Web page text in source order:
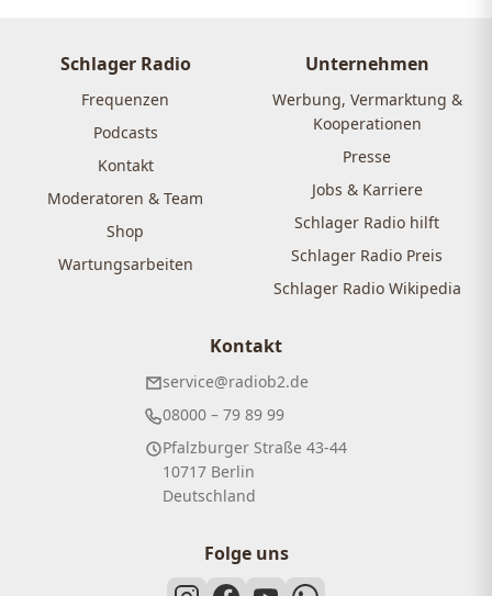
Schlager Radio
Frequenzen
Podcasts
Kontakt
Moderatoren & Team
Shop
Wartungsarbeiten
Unternehmen
Werbung, Vermarktung &
Kooperationen
Presse
Jobs & Karriere
Schlager Radio hilft
Schlager Radio Preis
Schlager Radio Wikipedia
Kontakt
service@radiob2.de
08000 – 79 89 99
Pfalzburger Straße 43-44
10717 Berlin
Deutschland
Folge uns